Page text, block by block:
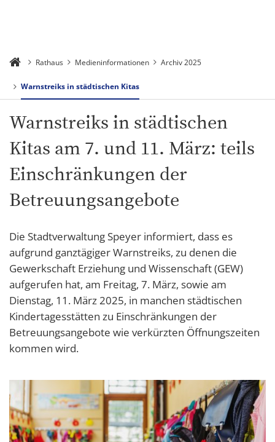
Rathaus Medieninformationen Archiv 2025
Warnstreiks in städtischen Kitas
Warnstreiks in städtischen
Kitas am 7. und 11. März: teils
Einschränkungen der
Betreuungsangebote
Die Stadtverwaltung Speyer informiert, dass es
aufgrund ganztägiger Warnstreiks, zu denen die
Gewerkschaft Erziehung und Wissenschaft (GEW)
aufgerufen hat, am Freitag, 7. März, sowie am
Dienstag, 11. März 2025, in manchen städtischen
Kindertagesstätten zu Einschränkungen der
Betreuungsangebote wie verkürzten Öffnungszeiten
kommen wird.